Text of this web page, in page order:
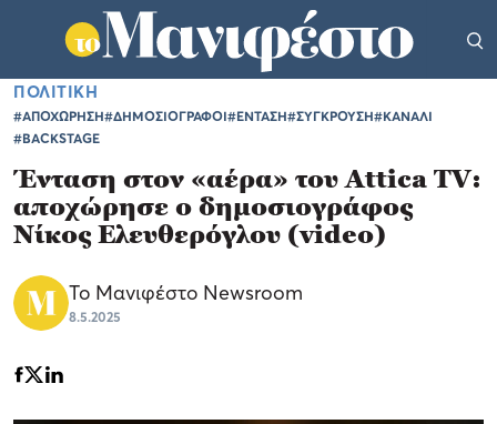
ΠΟΛΙΤΙΚΗ
#ΑΠΟΧΩΡΗΣΗ#ΔΗΜΟΣΙΟΓΡΑΦΟΙ#ΕΝΤΑΣΗ#ΣΥΓΚΡΟΥΣΗ#ΚΑΝΑΛΙ
#BACKSTAGE
Ένταση στον «αέρα» του Attica TV:
αποχώρησε ο δημοσιογράφος
Νίκος Ελευθερόγλου (video)
Το Μανιφέστο Newsroom
8.5.2025